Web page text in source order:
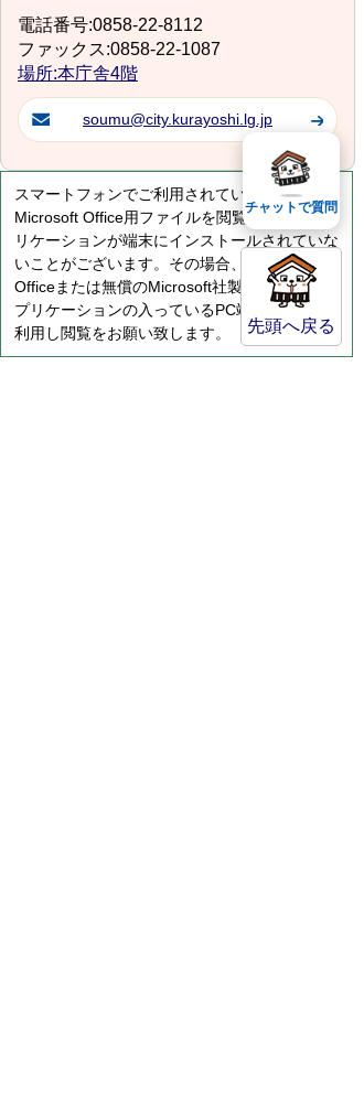
電話番号:0858-22-8112
ファックス:0858-22-1087
場所:本庁舎4階
soumu@city.kurayoshi.lg.jp
スマートフォンでご利用されている場合、
Microsoft Office用ファイルを閲覧できるアプ
リケーションが端末にインストールされていな
いことがございます。その場合、Microsoft
Officeまたは無償のMicrosoft社製ビューアーア
プリケーションの入っているPC端末などをご
利用し閲覧をお願い致します。
先頭へ戻る
チャットで質問